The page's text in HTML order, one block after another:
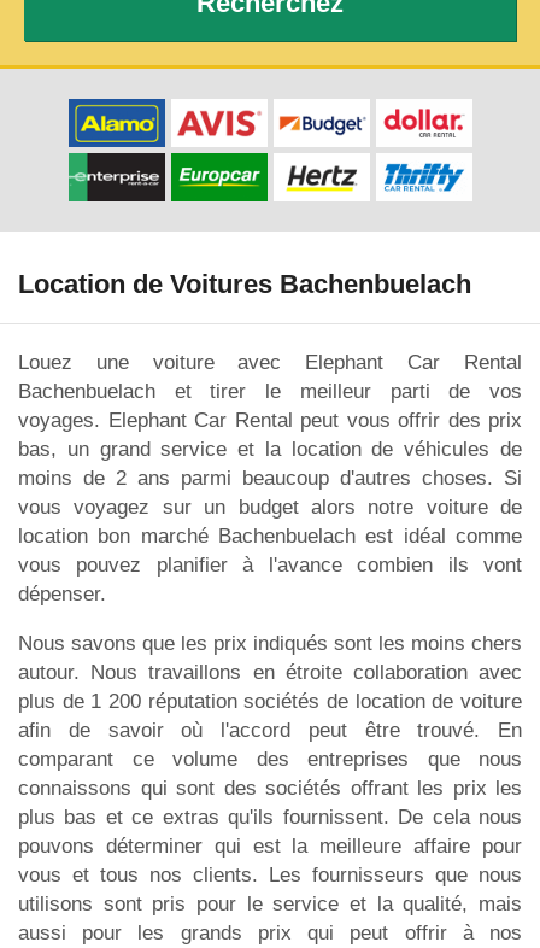
Location de Voitures Bachenbuelach
Louez une voiture avec Elephant Car Rental
Bachenbuelach et tirer le meilleur parti de vos
voyages. Elephant Car Rental peut vous offrir des prix
bas, un grand service et la location de véhicules de
moins de 2 ans parmi beaucoup d'autres choses. Si
vous voyagez sur un budget alors notre voiture de
location bon marché Bachenbuelach est idéal comme
vous pouvez planifier à l'avance combien ils vont
dépenser.
Nous savons que les prix indiqués sont les moins chers
autour. Nous travaillons en étroite collaboration avec
plus de 1 200 réputation sociétés de location de voiture
afin de savoir où l'accord peut être trouvé. En
comparant ce volume des entreprises que nous
connaissons qui sont des sociétés offrant les prix les
plus bas et ce extras qu'ils fournissent. De cela nous
pouvons déterminer qui est la meilleure affaire pour
vous et tous nos clients. Les fournisseurs que nous
utilisons sont pris pour le service et la qualité, mais
aussi pour les grands prix qui peut offrir à nos